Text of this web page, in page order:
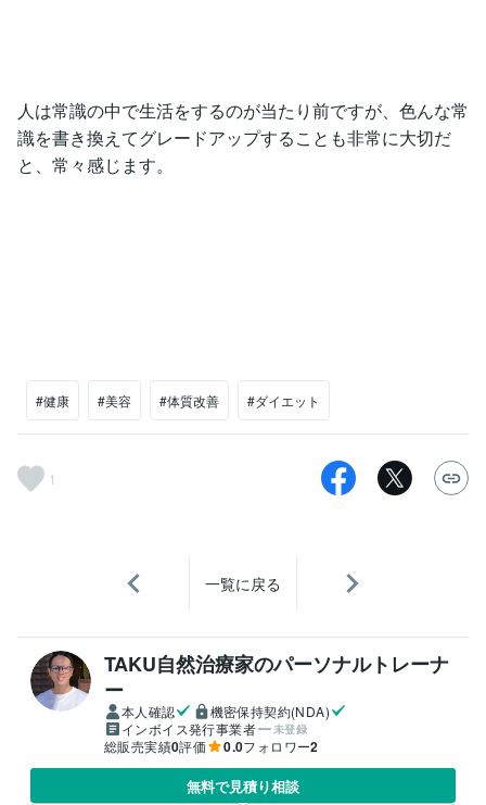
人は常識の中で生活をするのが当たり前ですが、色んな常
識を書き換えてグレードアップすることも非常に大切だ
と、常々感じます。
#健康 #美容 #体質改善 #ダイエット
1
一覧に戻る
TAKU自然治療家のパーソナルトレーナ
ー
本人確認
機密保持契約(NDA)
インボイス発行事業者
未登録
総販売実績0評価 0.0フォロワー2
無料で見積り相談